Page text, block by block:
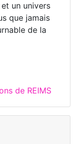
un univers
que jamais
de la
de REIMS